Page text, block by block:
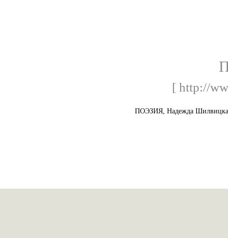
[ http://
ПОЭЗИЯ, Надежда